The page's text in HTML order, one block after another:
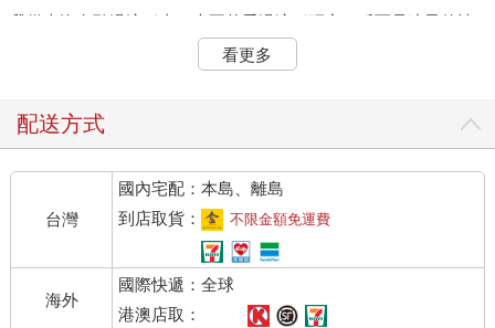
我從來沒有聽過這種事，也不曾看過這種研究，反而是孩子的情
緒表達方式很重要，男孩子也是人，他也有七情六欲，男生哭並
不會損害他的男子氣概，憋著反而有害。《三國演義》中劉備的
而且最近發表的嬰兒研究報告顯示：當孩子哭時，抱他、拍他、
撫摸他，以溫柔的聲音對他說話，對他的情緒有撫慰作用，這種
刺激會增進他大腦的生長，尤其情緒的部分。因為情緒迴路要被
刺激才會活化：一個從小沒有被刺激過，或刺激不足的孩子，他
的情緒反應比較遲鈍。
看更多
配送方式
台灣
國內宅配：本島、離島
到店取貨：
不限金額免運費
海外
國際快遞：全球
港澳店取：